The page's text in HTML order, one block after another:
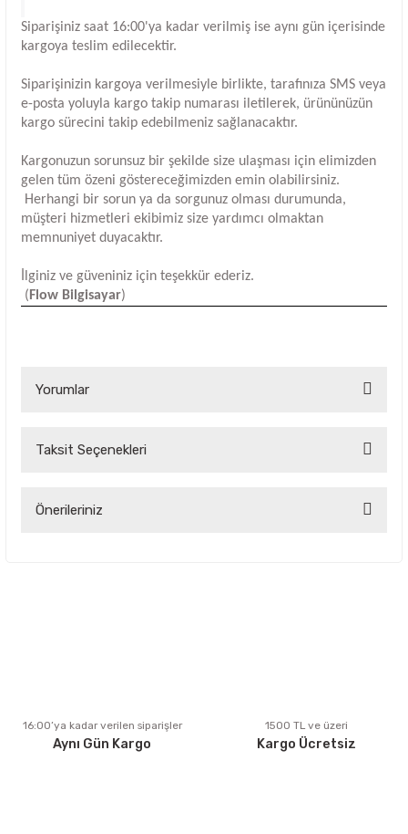
Siparişiniz saat 16:00'ya kadar verilmiş ise aynı gün içerisinde
kargoya teslim edilecektir.
Siparişinizin kargoya verilmesiyle birlikte, tarafınıza SMS veya
e-posta yoluyla kargo takip numarası iletilerek, ürününüzün
kargo sürecini takip edebilmeniz sağlanacaktır.
Kargonuzun sorunsuz bir şekilde size ulaşması için elimizden
gelen tüm özeni göstereceğimizden emin olabilirsiniz.
Herhangi bir sorun ya da sorgunuz olması durumunda,
müşteri hizmetleri ekibimiz size yardımcı olmaktan
memnuniyet duyacaktır.
İlginiz ve güveniniz için teşekkür ederiz.
( Flow Bilgisayar)
Yorumlar
Bu ürüne ilk yorumu siz yapın!
Taksit Seçenekleri
Önerileriniz
Ürün fiyatı diğer sitelerden daha pahalı.
Bu ürüne benzer farklı alternatifler olmalı.
16:00’ya kadar verilen siparişler
Aynı Gün Kargo
1500 TL ve üzeri
Kargo Ücretsiz